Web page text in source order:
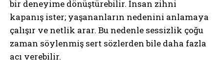
bir deneyime dönüştürebilir. İnsan zihni
kapanış ister; yaşananların nedenini anlamaya
çalışır ve netlik arar. Bu nedenle sessizlik çoğu
zaman söylenmiş sert sözlerden bile daha fazla
acı verebilir.